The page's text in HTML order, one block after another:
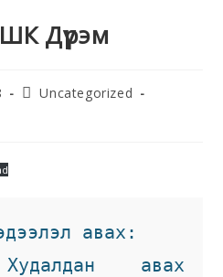
Дүрэм
Uncategorized
авах:
авах